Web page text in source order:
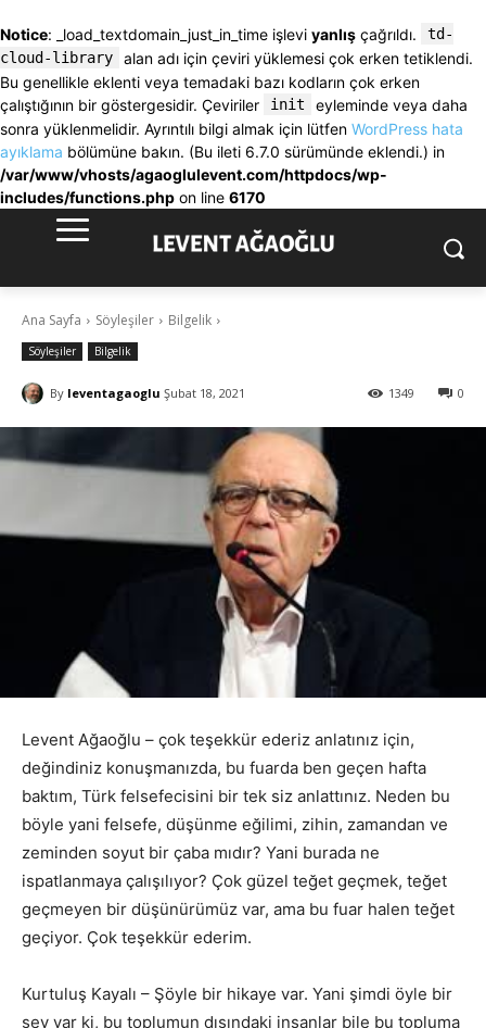
Notice: _load_textdomain_just_in_time işlevi yanlış çağrıldı.
td-
cloud-library
alan adı için çeviri yüklemesi çok erken tetiklendi.
Bu genellikle eklenti veya temadaki bazı kodların çok erken
çalıştığının bir göstergesidir. Çeviriler
init
eyleminde veya daha
sonra yüklenmelidir. Ayrıntılı bilgi almak için lütfen WordPress hata
ayıklama bölümüne bakın. (Bu ileti 6.7.0 sürümünde eklendi.) in
/var/www/vhosts/agaoglulevent.com/httpdocs/wp-
includes/functions.php on line 6170
Ana Sayfa Söyleşiler Bilgelik
Söyleşiler Bilgelik
By leventagaoglu Şubat 18, 2021 0
1349
Levent Ağaoğlu – çok teşekkür ederiz anlatınız için,
değindiniz konuşmanızda, bu fuarda ben geçen hafta
baktım, Türk felsefecisini bir tek siz anlattınız. Neden bu
böyle yani felsefe, düşünme eğilimi, zihin, zamandan ve
zeminden soyut bir çaba mıdır? Yani burada ne
ispatlanmaya çalışılıyor? Çok güzel teğet geçmek, teğet
geçmeyen bir düşünürümüz var, ama bu fuar halen teğet
geçiyor. Çok teşekkür ederim.
Kurtuluş Kayalı – Şöyle bir hikaye var. Yani şimdi öyle bir
şey var ki, bu toplumun dışındaki insanlar bile bu topluma